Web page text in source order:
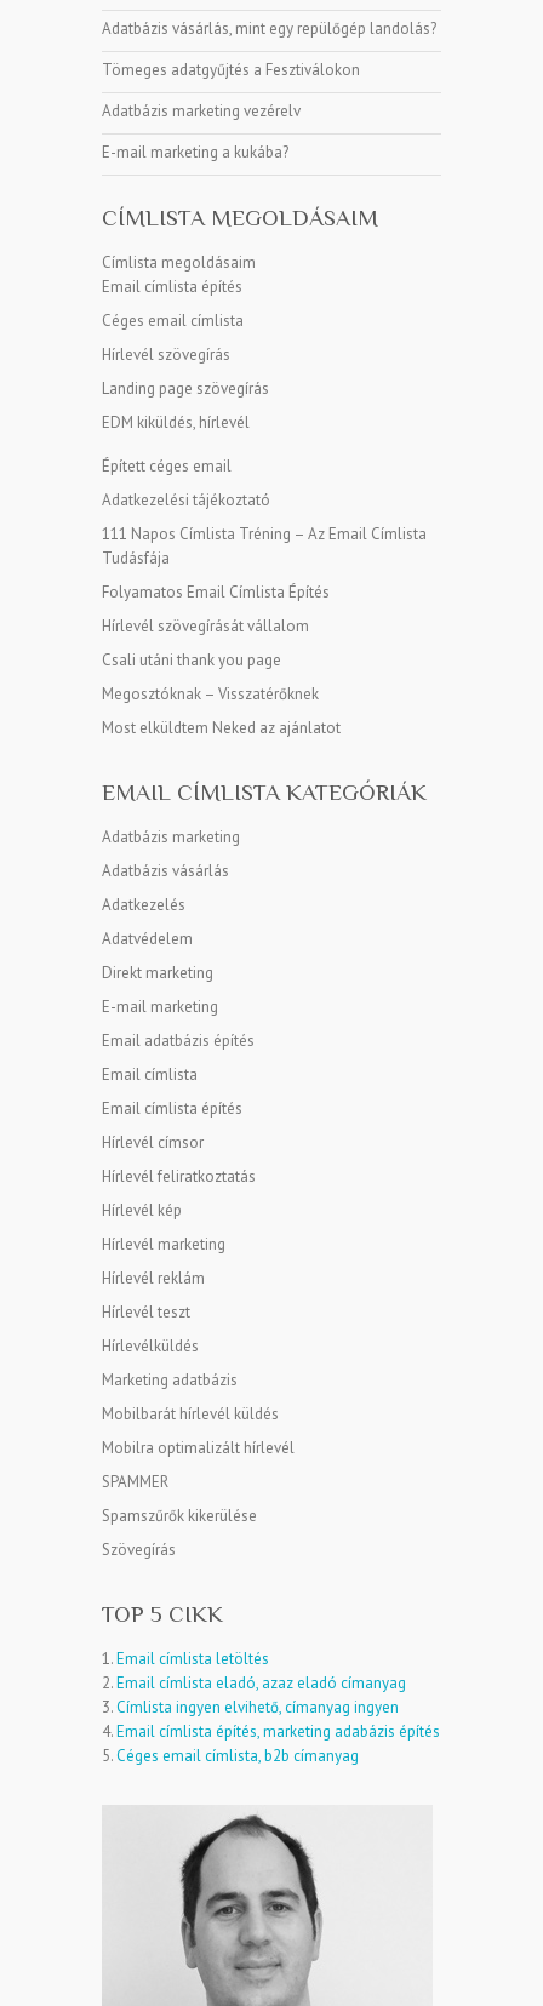
Adatbázis vásárlás, mint egy repülőgép landolás?
Tömeges adatgyűjtés a Fesztiválokon
Adatbázis marketing vezérelv
E-mail marketing a kukába?
CÍMLISTA MEGOLDÁSAIM
Címlista megoldásaim
Email címlista építés
Céges email címlista
Hírlevél szövegírás
Landing page szövegírás
EDM kiküldés, hírlevél
Épített céges email
Adatkezelési tájékoztató
111 Napos Címlista Tréning – Az Email Címlista
Tudásfája
Folyamatos Email Címlista Építés
Hírlevél szövegírását vállalom
Csali utáni thank you page
Megosztóknak – Visszatérőknek
Most elküldtem Neked az ajánlatot
EMAIL CÍMLISTA KATEGÓRIÁK
Adatbázis marketing
Adatbázis vásárlás
Adatkezelés
Adatvédelem
Direkt marketing
E-mail marketing
Email adatbázis építés
Email címlista
Email címlista építés
Hírlevél címsor
Hírlevél feliratkoztatás
Hírlevél kép
Hírlevél marketing
Hírlevél reklám
Hírlevél teszt
Hírlevélküldés
Marketing adatbázis
Mobilbarát hírlevél küldés
Mobilra optimalizált hírlevél
SPAMMER
Spamszűrők kikerülése
Szövegírás
TOP 5 CIKK
1.Email címlista letöltés
2.Email címlista eladó, azaz eladó címanyag
3.Címlista ingyen elvihető, címanyag ingyen
4.Email címlista építés, marketing adabázis építés
5.Céges email címlista, b2b címanyag